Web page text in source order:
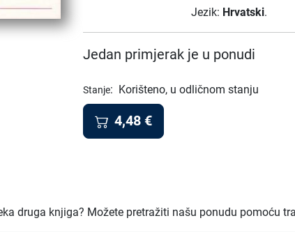
Jezik: Hrvatski.
Jedan primjerak je u ponudi
Stanje: Korišteno, u odličnom stanju
4,48 €
druga knjiga? Možete pretražiti našu ponudu pomoću